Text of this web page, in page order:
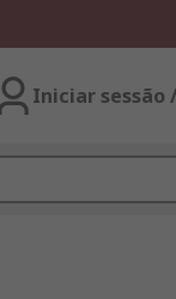
Iniciar sessão